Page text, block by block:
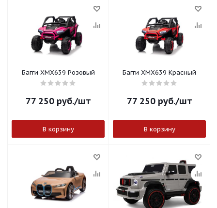
Багги ХМХ639 Розовый
77 250руб./шт
В корзину
Багги ХМХ639 Красный
77 250руб./шт
В корзину